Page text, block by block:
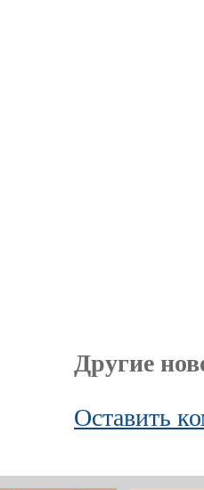
Другие
Оставить